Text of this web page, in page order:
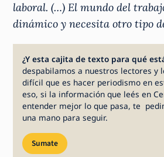
laboral. (…) El mundo del
dinámico y necesita otro tipo
¿Y esta cajita de texto para qué
despabilamos a nuestros lectores y
difícil que es hacer periodismo en
eso, si la información que leés en
entender mejor lo que pasa, te
una mano para seguir.
Sumate